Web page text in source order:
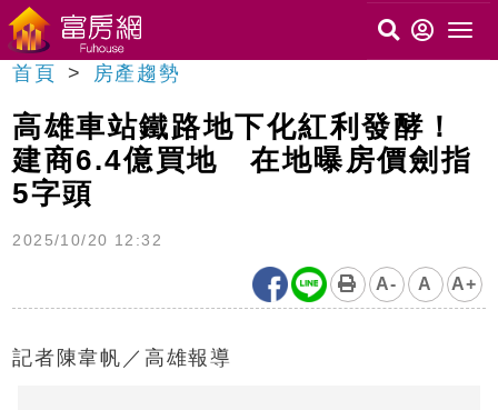
首頁 房產趨勢
高雄車站鐵路地下化紅利發酵！
建商6.4億買地 在地曝房價劍指
5字頭
2025/10/20 12:32
A- A A+
記者陳韋帆／高雄報導